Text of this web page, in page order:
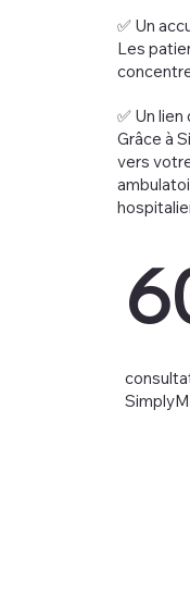
✅ Un
Les
✅ Un
Grâce à
vers